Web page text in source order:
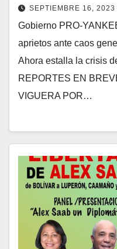
SEPTIEMBRE 16, 2023
Gobierno PRO-
aprietos ante caos
Ahora estalla la crisis
REPORTES EN
VIGUERA POR…